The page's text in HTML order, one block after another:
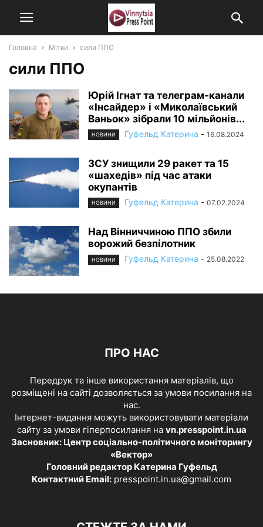
Головна Мітки сили ППО
сили ППО
Юрій Ігнат та телеграм-канали
«Інсайдер» і «Миколаївський
Ваньок» зібрали 10 мільйонів...
НОВИНИ Гуфельд Катерина - 16.08.2024
ЗСУ знищили 29 ракет та 15
«шахедів» під час атаки
окупантів
НОВИНИ Гуфельд Катерина - 07.02.2024
Над Вінниччиною ППО збили
ворожий безпілотник
НОВИНИ Гуфельд Катерина - 25.08.2022
ПРО НАС
Передрук та інше використання матеріалів, що
розміщені на сайті дозволяється за умови посилання на
нас.
Інтернет-видання можуть використовувати матеріали
сайту за умови гіперпосилання на vn.presspoint.in.ua
Засновник: Центр соціально-політичного моніторингу
«Вектор»
Головний редактор Катерина Гуфельд
Контактний Email: presspoint.in.ua@gmail.com